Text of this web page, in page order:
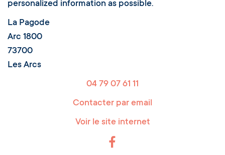
personalized information as possible.
La Pagode
Arc 1800
73700
Les Arcs
04 79 07 61 11
Contacter par email
Voir le site internet